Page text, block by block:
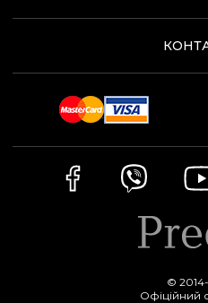
©
Офіційний